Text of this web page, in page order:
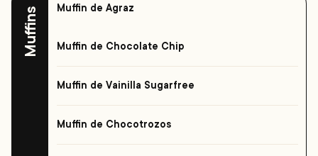
Muffins Muffin de Agraz
Muffin de Chocolate Chip
Muffin de Vainilla Sugarfree
Muffin de Chocotrozos